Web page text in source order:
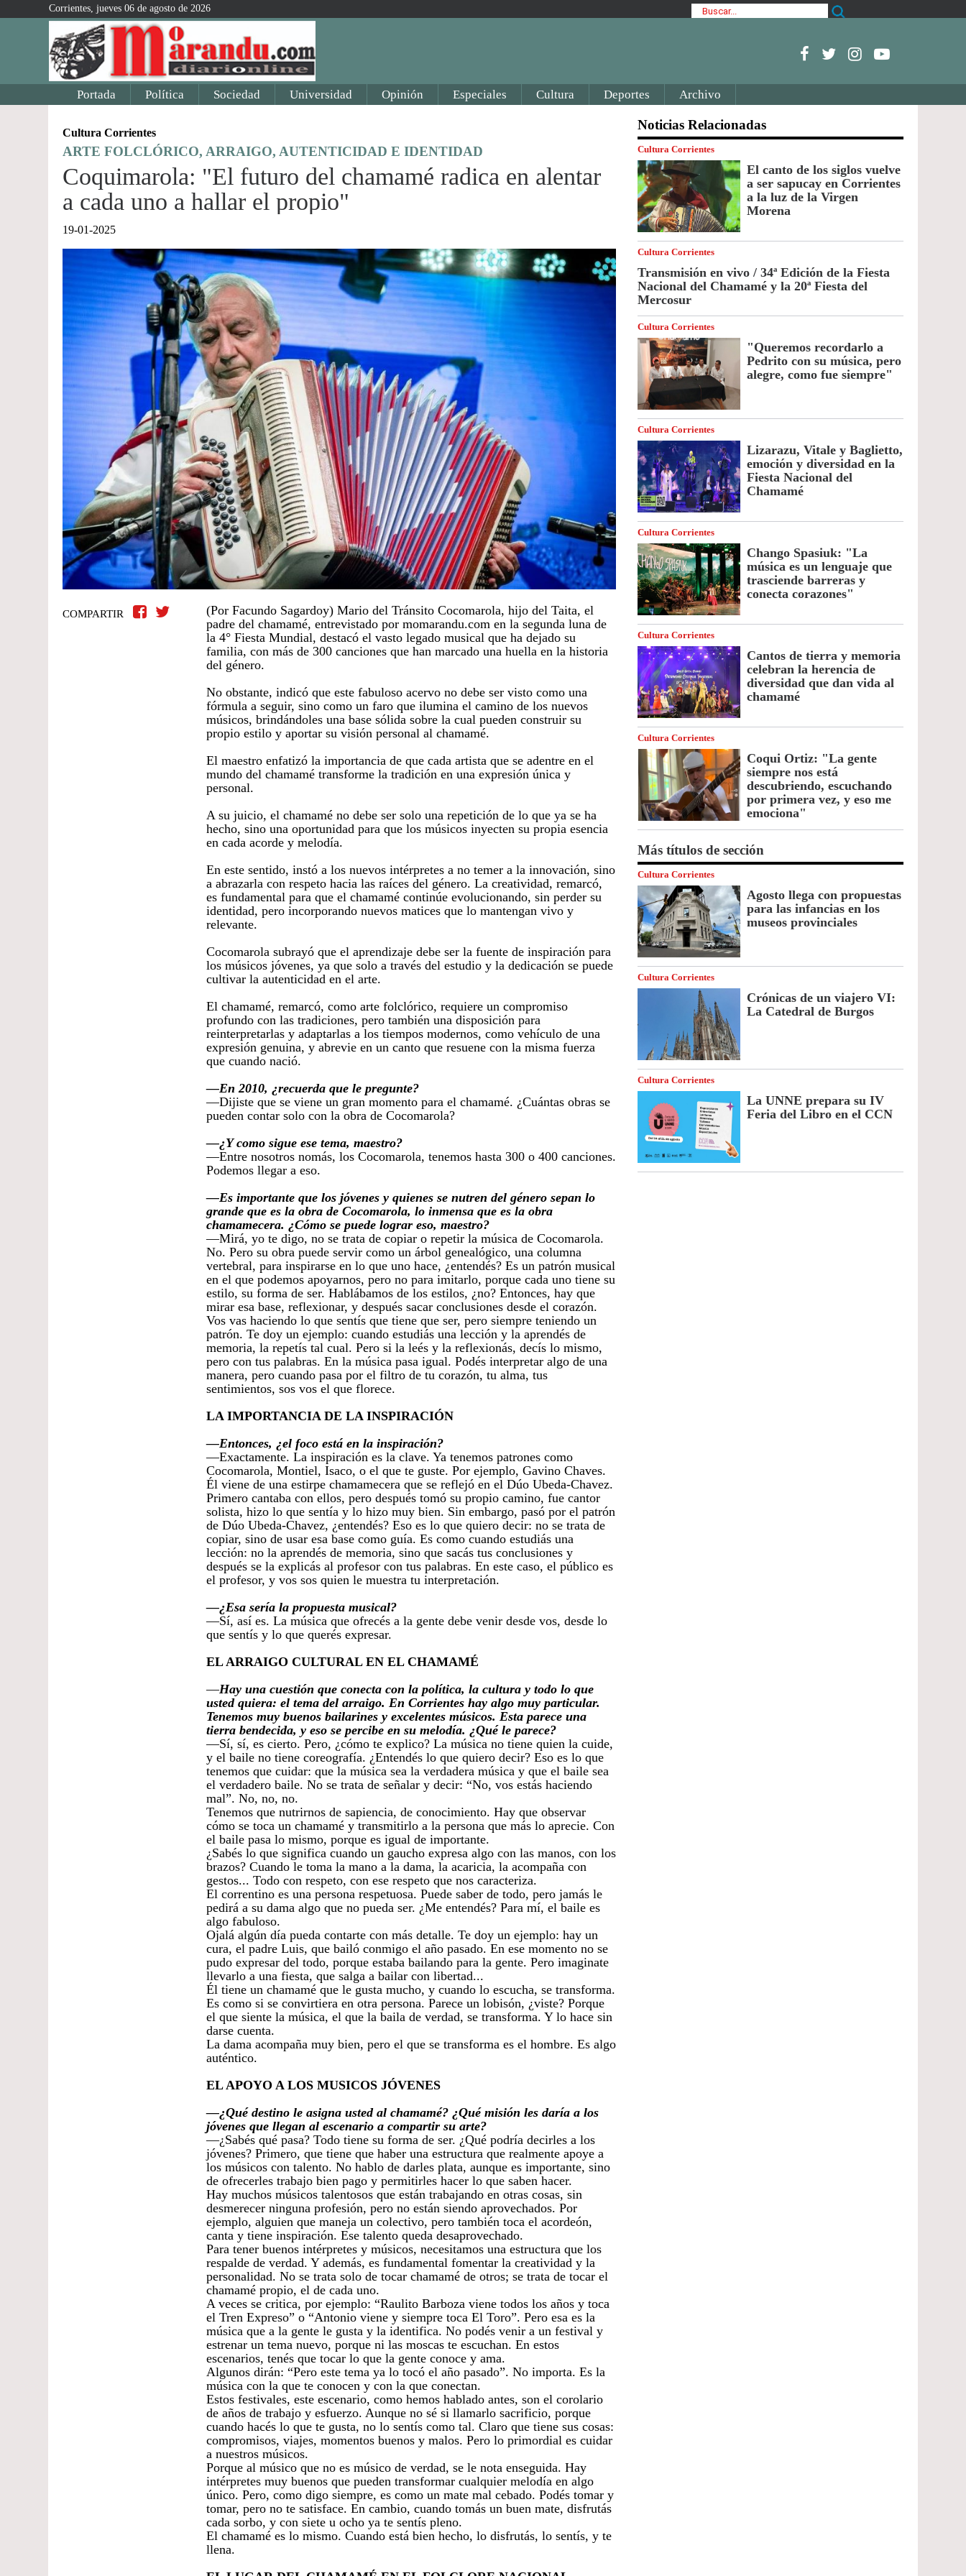
Corrientes, jueves 06 de agosto de 2026
Portada Política Sociedad Universidad Opinión Especiales Cultura Deportes Archivo
Cultura Corrientes
ARTE FOLCLÓRICO, ARRAIGO, AUTENTICIDAD E IDENTIDAD
Coquimarola: "El futuro del chamamé radica en alentar
a cada uno a hallar el propio"
19-01-2025
COMPARTIR
(Por Facundo Sagardoy) Mario del Tránsito Cocomarola, hijo del Taita, el
padre del chamamé, entrevistado por momarandu.com en la segunda luna de
la 4° Fiesta Mundial, destacó el vasto legado musical que ha dejado su
familia, con más de 300 canciones que han marcado una huella en la historia
del género.
No obstante, indicó que este fabuloso acervo no debe ser visto como una
fórmula a seguir, sino como un faro que ilumina el camino de los nuevos
músicos, brindándoles una base sólida sobre la cual pueden construir su
propio estilo y aportar su visión personal al chamamé.
El maestro enfatizó la importancia de que cada artista que se adentre en el
mundo del chamamé transforme la tradición en una expresión única y
personal.
A su juicio, el chamamé no debe ser solo una repetición de lo que ya se ha
hecho, sino una oportunidad para que los músicos inyecten su propia esencia
en cada acorde y melodía.
En este sentido, instó a los nuevos intérpretes a no temer a la innovación, sino
a abrazarla con respeto hacia las raíces del género. La creatividad, remarcó,
es fundamental para que el chamamé continúe evolucionando, sin perder su
identidad, pero incorporando nuevos matices que lo mantengan vivo y
relevante.
Cocomarola subrayó que el aprendizaje debe ser la fuente de inspiración para
los músicos jóvenes, ya que solo a través del estudio y la dedicación se puede
cultivar la autenticidad en el arte.
El chamamé, remarcó, como arte folclórico, requiere un compromiso
profundo con las tradiciones, pero también una disposición para
reinterpretarlas y adaptarlas a los tiempos modernos, como vehículo de una
expresión genuina, y abrevie en un canto que resuene con la misma fuerza
que cuando nació.
—En 2010, ¿recuerda que le pregunte?
—Dijiste que se viene un gran momento para el chamamé. ¿Cuántas obras se
pueden contar solo con la obra de Cocomarola?
—¿Y como sigue ese tema, maestro?
—Entre nosotros nomás, los Cocomarola, tenemos hasta 300 o 400 canciones.
Podemos llegar a eso.
—Es importante que los jóvenes y quienes se nutren del género sepan lo
grande que es la obra de Cocomarola, lo inmensa que es la obra
chamamecera. ¿Cómo se puede lograr eso, maestro?
—Mirá, yo te digo, no se trata de copiar o repetir la música de Cocomarola.
No. Pero su obra puede servir como un árbol genealógico, una columna
vertebral, para inspirarse en lo que uno hace, ¿entendés? Es un patrón musical
en el que podemos apoyarnos, pero no para imitarlo, porque cada uno tiene su
estilo, su forma de ser. Hablábamos de los estilos, ¿no? Entonces, hay que
mirar esa base, reflexionar, y después sacar conclusiones desde el corazón.
Vos vas haciendo lo que sentís que tiene que ser, pero siempre teniendo un
patrón. Te doy un ejemplo: cuando estudiás una lección y la aprendés de
memoria, la repetís tal cual. Pero si la leés y la reflexionás, decís lo mismo,
pero con tus palabras. En la música pasa igual. Podés interpretar algo de una
manera, pero cuando pasa por el filtro de tu corazón, tu alma, tus
sentimientos, sos vos el que florece.
LA IMPORTANCIA DE LA INSPIRACIÓN
—Entonces, ¿el foco está en la inspiración?
—Exactamente. La inspiración es la clave. Ya tenemos patrones como
Cocomarola, Montiel, Isaco, o el que te guste. Por ejemplo, Gavino Chaves.
Él viene de una estirpe chamamecera que se reflejó en el Dúo Ubeda-Chavez.
Primero cantaba con ellos, pero después tomó su propio camino, fue cantor
solista, hizo lo que sentía y lo hizo muy bien. Sin embargo, pasó por el patrón
de Dúo Ubeda-Chavez, ¿entendés? Eso es lo que quiero decir: no se trata de
copiar, sino de usar esa base como guía. Es como cuando estudiás una
lección: no la aprendés de memoria, sino que sacás tus conclusiones y
después se la explicás al profesor con tus palabras. En este caso, el público es
el profesor, y vos sos quien le muestra tu interpretación.
—¿Esa sería la propuesta musical?
—Sí, así es. La música que ofrecés a la gente debe venir desde vos, desde lo
que sentís y lo que querés expresar.
EL ARRAIGO CULTURAL EN EL CHAMAMÉ
—Hay una cuestión que conecta con la política, la cultura y todo lo que
usted quiera: el tema del arraigo. En Corrientes hay algo muy particular.
Tenemos muy buenos bailarines y excelentes músicos. Esta parece una
tierra bendecida, y eso se percibe en su melodía. ¿Qué le parece?
—Sí, sí, es cierto. Pero, ¿cómo te explico? La música no tiene quien la cuide,
y el baile no tiene coreografía. ¿Entendés lo que quiero decir? Eso es lo que
tenemos que cuidar: que la música sea la verdadera música y que el baile sea
el verdadero baile. No se trata de señalar y decir: “No, vos estás haciendo
mal”. No, no, no.
Tenemos que nutrirnos de sapiencia, de conocimiento. Hay que observar
cómo se toca un chamamé y transmitirlo a la persona que más lo aprecie. Con
el baile pasa lo mismo, porque es igual de importante.
¿Sabés lo que significa cuando un gaucho expresa algo con las manos, con los
brazos? Cuando le toma la mano a la dama, la acaricia, la acompaña con
gestos... Todo con respeto, con ese respeto que nos caracteriza.
El correntino es una persona respetuosa. Puede saber de todo, pero jamás le
pedirá a su dama algo que no pueda ser. ¿Me entendés? Para mí, el baile es
algo fabuloso.
Ojalá algún día pueda contarte con más detalle. Te doy un ejemplo: hay un
cura, el padre Luis, que bailó conmigo el año pasado. En ese momento no se
pudo expresar del todo, porque estaba bailando para la gente. Pero imaginate
llevarlo a una fiesta, que salga a bailar con libertad...
Él tiene un chamamé que le gusta mucho, y cuando lo escucha, se transforma.
Es como si se convirtiera en otra persona. Parece un lobisón, ¿viste? Porque
el que siente la música, el que la baila de verdad, se transforma. Y lo hace sin
darse cuenta.
La dama acompaña muy bien, pero el que se transforma es el hombre. Es algo
auténtico.
EL APOYO A LOS MUSICOS JÓVENES
—¿Qué destino le asigna usted al chamamé? ¿Qué misión les daría a los
jóvenes que llegan al escenario a compartir su arte?
—¿Sabés qué pasa? Todo tiene su forma de ser. ¿Qué podría decirles a los
jóvenes? Primero, que tiene que haber una estructura que realmente apoye a
los músicos con talento. No hablo de darles plata, aunque es importante, sino
de ofrecerles trabajo bien pago y permitirles hacer lo que saben hacer.
Hay muchos músicos talentosos que están trabajando en otras cosas, sin
desmerecer ninguna profesión, pero no están siendo aprovechados. Por
ejemplo, alguien que maneja un colectivo, pero también toca el acordeón,
canta y tiene inspiración. Ese talento queda desaprovechado.
Para tener buenos intérpretes y músicos, necesitamos una estructura que los
respalde de verdad. Y además, es fundamental fomentar la creatividad y la
personalidad. No se trata solo de tocar chamamé de otros; se trata de tocar el
chamamé propio, el de cada uno.
A veces se critica, por ejemplo: “Raulito Barboza viene todos los años y toca
el Tren Expreso” o “Antonio viene y siempre toca El Toro”. Pero esa es la
música que a la gente le gusta y la identifica. No podés venir a un festival y
estrenar un tema nuevo, porque ni las moscas te escuchan. En estos
escenarios, tenés que tocar lo que la gente conoce y ama.
Algunos dirán: “Pero este tema ya lo tocó el año pasado”. No importa. Es la
música con la que te conocen y con la que conectan.
Estos festivales, este escenario, como hemos hablado antes, son el corolario
de años de trabajo y esfuerzo. Aunque no sé si llamarlo sacrificio, porque
cuando hacés lo que te gusta, no lo sentís como tal. Claro que tiene sus cosas:
compromisos, viajes, momentos buenos y malos. Pero lo primordial es cuidar
a nuestros músicos.
Porque al músico que no es músico de verdad, se le nota enseguida. Hay
intérpretes muy buenos que pueden transformar cualquier melodía en algo
único. Pero, como digo siempre, es como un mate mal cebado. Podés tomar y
tomar, pero no te satisface. En cambio, cuando tomás un buen mate, disfrutás
cada sorbo, y con siete u ocho ya te sentís pleno.
El chamamé es lo mismo. Cuando está bien hecho, lo disfrutás, lo sentís, y te
llena.
Noticias Relacionadas
Cultura Corrientes
El canto de los siglos vuelve
a ser sapucay en Corrientes
a la luz de la Virgen
Morena
Cultura Corrientes
Transmisión en vivo / 34ª Edición de la Fiesta
Nacional del Chamamé y la 20ª Fiesta del
Mercosur
Cultura Corrientes
"Queremos recordarlo a
Pedrito con su música, pero
alegre, como fue siempre"
Cultura Corrientes
Lizarazu, Vitale y Baglietto,
emoción y diversidad en la
Fiesta Nacional del
Chamamé
Cultura Corrientes
Chango Spasiuk: "La
música es un lenguaje que
trasciende barreras y
conecta corazones"
Cultura Corrientes
Cantos de tierra y memoria
celebran la herencia de
diversidad que dan vida al
chamamé
Cultura Corrientes
Coqui Ortiz: "La gente
siempre nos está
descubriendo, escuchando
por primera vez, y eso me
emociona"
Más títulos de sección
Cultura Corrientes
Agosto llega con propuestas
para las infancias en los
museos provinciales
Cultura Corrientes
Crónicas de un viajero VI:
La Catedral de Burgos
Cultura Corrientes
La UNNE prepara su IV
Feria del Libro en el CCN